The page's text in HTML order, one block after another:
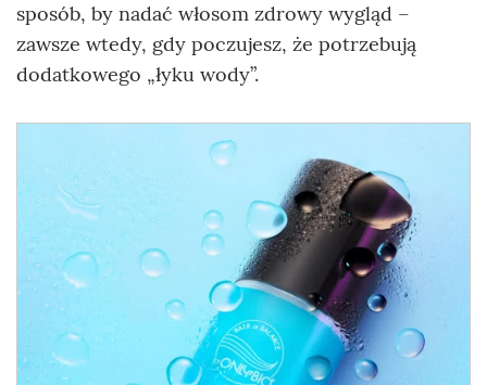
sposób, by nadać włosom zdrowy wygląd –
zawsze wtedy, gdy poczujesz, że potrzebują
dodatkowego „łyku wody”.